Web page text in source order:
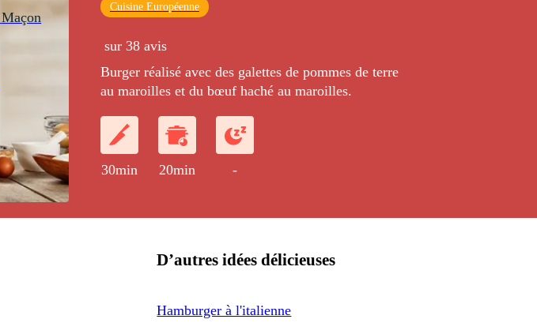
Maçon
Cuisine Européenne
sur 38 avis
Burger réalisé avec des galettes de pommes de terre
au maroilles et du bœuf haché au maroilles.
30min 20min -
D’autres idées délicieuses
Hamburger à l'italienne